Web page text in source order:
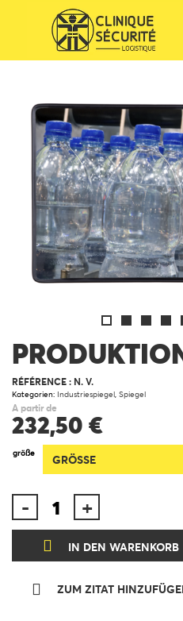
RÉFÉRENCE : N. V.
Kategorien: Industriespiegel, Spiegel
A partir de
232,50 €
größe
- Produktionsüberwachungsspiegel
Menge +
IN DEN WARENKORB
ZUM ZITAT